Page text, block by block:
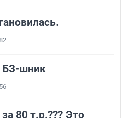
БЗ-шник
80 т.р.??? Это